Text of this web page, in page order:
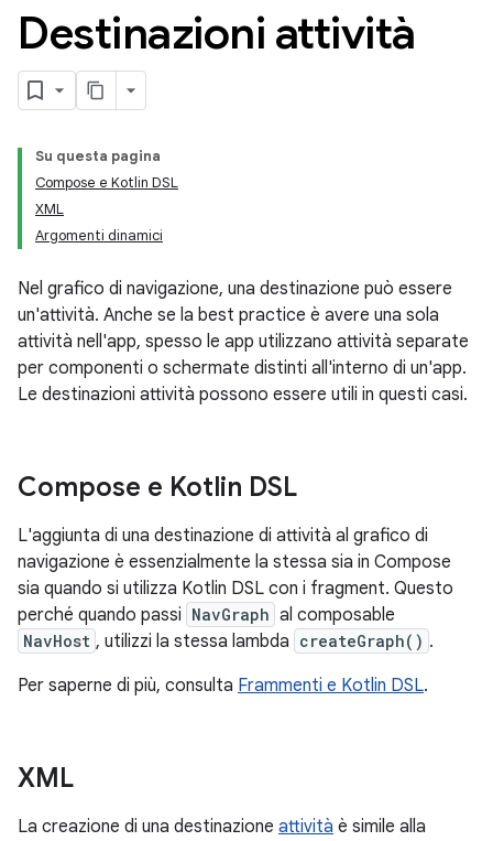
Destinazioni attività
Su questa pagina
Compose e Kotlin DSL
XML
Argomenti dinamici
Nel grafico di navigazione, una destinazione può essere
un'attività. Anche se la best practice è avere una sola
attività nell'app, spesso le app utilizzano attività separate
per componenti o schermate distinti all'interno di un'app.
Le destinazioni attività possono essere utili in questi casi.
Compose e Kotlin DSL
L'aggiunta di una destinazione di attività al grafico di
navigazione è essenzialmente la stessa sia in Compose
sia quando si utilizza Kotlin DSL con i fragment. Questo
perché quando passi NavGraph al composable
NavHost , utilizzi la stessa lambda createGraph() .
Per saperne di più, consulta Frammenti e Kotlin DSL.
XML
La creazione di una destinazione attività è simile alla